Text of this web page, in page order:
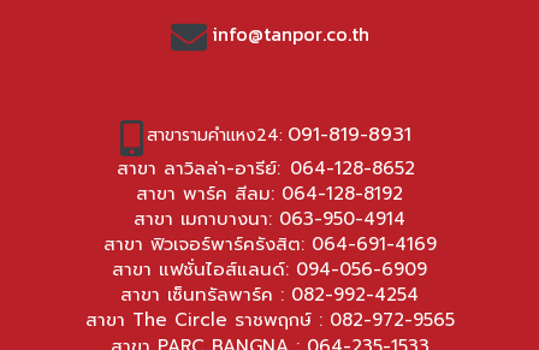
info@tanpor.co.th
สาขารามคำแหง24: 091-819-8931
สาขา ลาวิลล่า-อารีย์: 064-128-8652
สาขา พาร์ค สีลม: 064-128-8192
สาขา เมกาบางนา: 063-950-4914
สาขา ฟิวเจอร์พาร์ครังสิต: 064-691-4169
สาขา แฟชั่นไอส์แลนด์: 094-056-6909
สาขา เซ็นทรัลพาร์ค : 082-992-4254
สาขา The Circle ราชพฤกษ์ : 082-972-9565